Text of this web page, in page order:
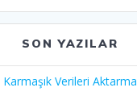
SON YAZILAR
Karmaşık Verileri Aktarma